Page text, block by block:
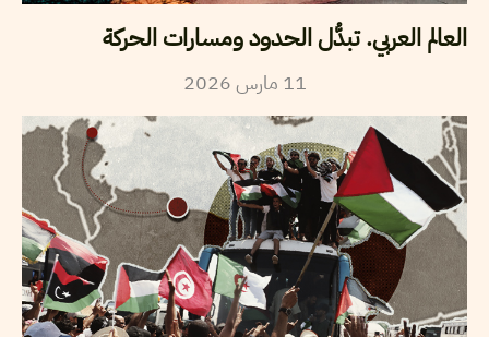
العالم العربي. تبدُّل الحدود ومسارات الحركة
11 مارس2026